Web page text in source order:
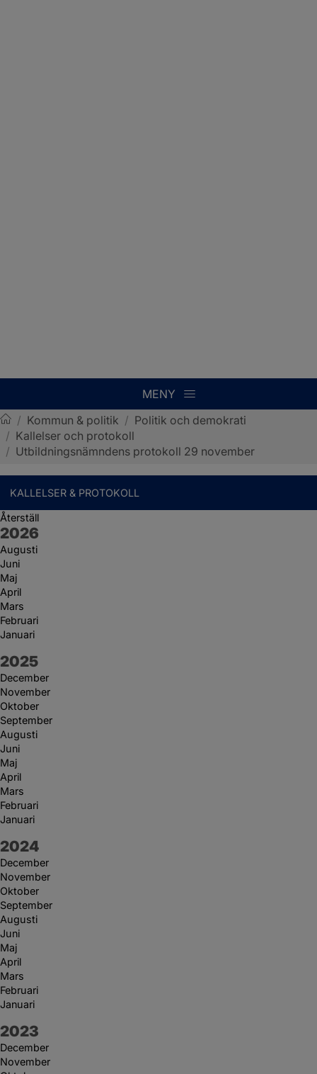
MENY
Sotenäs kommun
/ Kommun & politik / Politik och demokrati
/ Kallelser och protokoll
/ Utbildningsnämndens protokoll 29 november
KALLELSER & PROTOKOLL
Återställ
År:
2026
Augusti
Juni
Maj
April
Mars
Februari
Januari
År:
2025
December
November
Oktober
September
Augusti
Juni
Maj
April
Mars
Februari
Januari
År:
2024
December
November
Oktober
September
Augusti
Juni
Maj
April
Mars
Februari
Januari
År:
2023
December
November